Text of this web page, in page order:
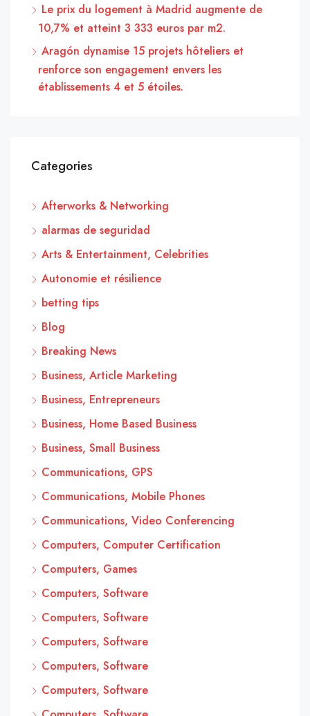
Le prix du logement à Madrid augmente de
10,7% et atteint 3 333 euros par m2.
Aragón dynamise 15 projets hôteliers et
renforce son engagement envers les
établissements 4 et 5 étoiles.
Categories
Afterworks & Networking
alarmas de seguridad
Arts & Entertainment, Celebrities
Autonomie et résilience
betting tips
Blog
Breaking News
Business, Article Marketing
Business, Entrepreneurs
Business, Home Based Business
Business, Small Business
Communications, GPS
Communications, Mobile Phones
Communications, Video Conferencing
Computers, Computer Certification
Computers, Games
Computers, Software
Computers, Software
Computers, Software
Computers, Software
Computers, Software